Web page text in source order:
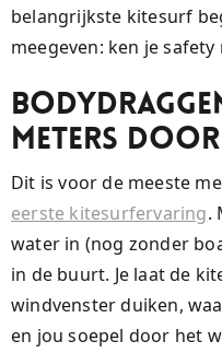
belangrijkste kitesurf
meegeven: ken je safety
Meters door
Dit is voor de meeste
eerste kitesurfervaring.
water in (nog zonder
in de buurt. Je laat de
windvenster duiken,
en jou soepel door het